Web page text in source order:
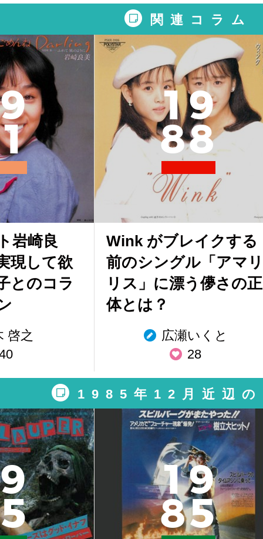
関連コラム
9
1
岩崎良
現して欲
とのコラ
啓之
19
88
Wink がブレイクする
前のシングル「アマリ
リス」に漂う儚さの正
体とは？
広瀬いくと
28
1985年12月近辺の
9
5
19
85